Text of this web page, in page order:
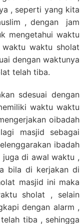
, seperti yang kita
, dengan jam
mengetahui waktu
waktu sholat
dengan waktunya
telah tiba.
sdesuai dengan
waktu waktu
oibadah
masjid sebagai
ibadah
juga di awal waktu ,
bila di kerjakan di
masjid ini maka
sholat , selain
dengan alarm ,
tiba , sehingga